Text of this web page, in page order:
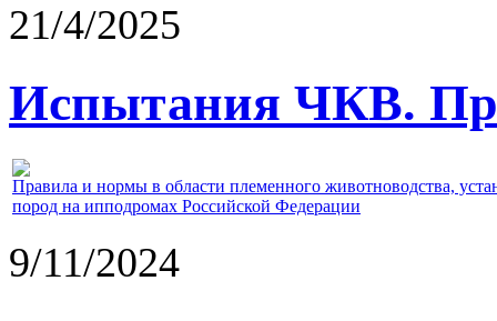
21/4/2025
Испытания ЧКВ.
Правила и нормы в области племенного животноводства,
пород на ипподромах Российской Федерации
9/11/2024